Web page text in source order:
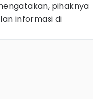
pihaknya
informasi di